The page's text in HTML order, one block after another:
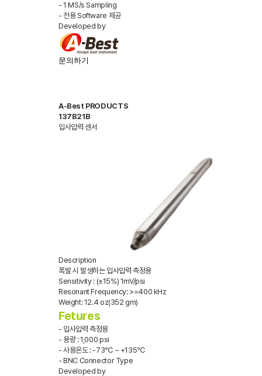
- 1 MS/s Sampling
- 전용 Software 제공
Developed by
문의하기
A-Best PRODUCTS
137B21B
입사압력 센서
Description
폭발 시 발생하는 입사압력 측정용
Sensitivity : (±15%) 1mV/psi
Resonant Frequency: >=400 kHz
Weight: 12.4 oz(352 gm)
Fetures
- 입사압력 측정용
- 용량 : 1,000 psi
- 사용온도 : -73℃ ~ +135℃
- BNC Connector Type
Developed by